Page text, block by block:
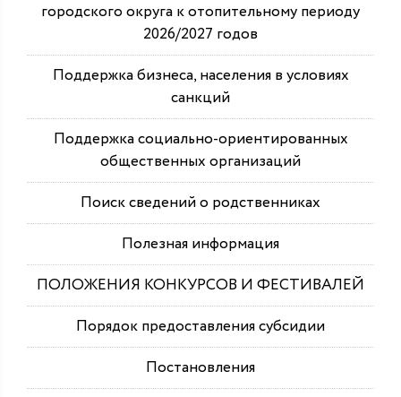
городского округа к отопительному периоду
2026/2027 годов
Поддержка бизнеса, населения в условиях
санкций
Поддержка социально-ориентированных
общественных организаций
Поиск сведений о родственниках
Полезная информация
ПОЛОЖЕНИЯ КОНКУРСОВ И ФЕСТИВАЛЕЙ
Порядок предоставления субсидии
Постановления